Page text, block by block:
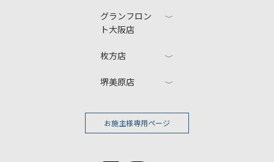
グランフロン
ト大阪店
枚方店
堺美原店
お施主様専用ページ